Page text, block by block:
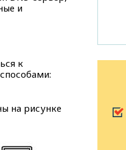
и
к
на рисунке